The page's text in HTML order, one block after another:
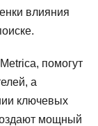
влияния
помогут
а
ключевых
мощный